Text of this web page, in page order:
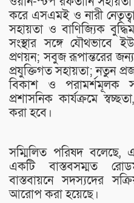
করে এসএমই ও নারী
সহায়তা ও বাণিজ্যিক
সংস্থার সঙ্গে যৌথভাবে
প্রণয়ন; সবুজ রূপান্তরের
প্রযুক্তিগত সহায়তা; নতুন
বিকাশ ও পরামর্শমূলক
প্রশাসনিক কার্যক্রমে
করা হবে।
সম্মিলিত পরিষদ বলেছে,
একটি বাস্তবসম্মত
বাস্তবায়নে সদস্যদের
আরোপ করা হয়েছে।